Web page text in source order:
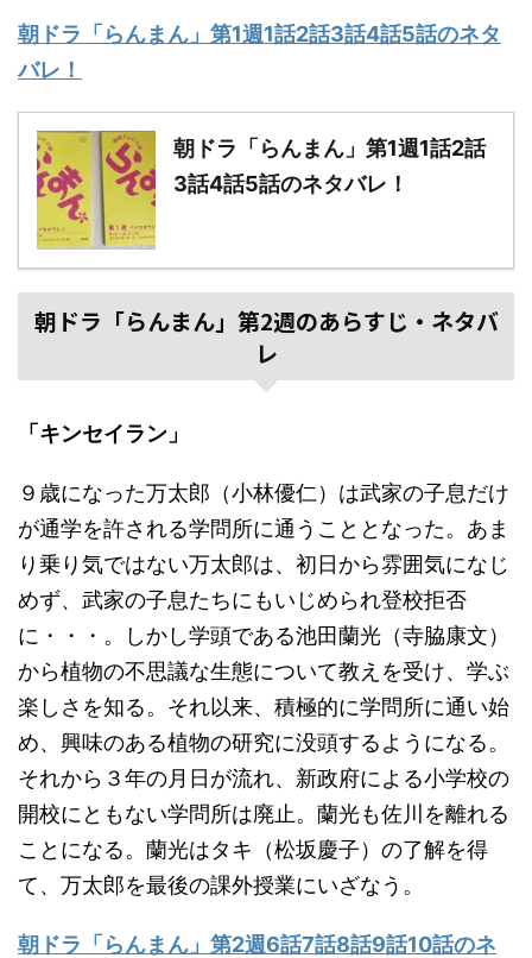
朝ドラ「らんまん」第1週1話2話3話4話5話のネタ
バレ！
朝ドラ「らんまん」第1週1話2話
3話4話5話のネタバレ！
朝ドラ「らんまん」第2週のあらすじ・ネタバ
レ
「キンセイラン」
９歳になった万太郎（小林優仁）は武家の子息だけ
が通学を許される学問所に通うこととなった。あま
り乗り気ではない万太郎は、初日から雰囲気になじ
めず、武家の子息たちにもいじめられ登校拒否
に・・・。しかし学頭である池田蘭光（寺脇康文）
から植物の不思議な生態について教えを受け、学ぶ
楽しさを知る。それ以来、積極的に学問所に通い始
め、興味のある植物の研究に没頭するようになる。
それから３年の月日が流れ、新政府による小学校の
開校にともない学問所は廃止。蘭光も佐川を離れる
ことになる。蘭光はタキ（松坂慶子）の了解を得
て、万太郎を最後の課外授業にいざなう。
朝ドラ「らんまん」第2週6話7話8話9話10話のネ